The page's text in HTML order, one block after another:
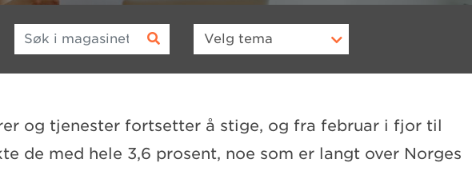
Søk i magasinet Velg tema
og tjenester fortsetter å stige, og fra februar i fjor til
de med hele 3,6 prosent, noe som er langt over Norges